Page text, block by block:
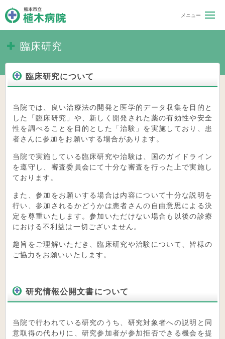
臨床研究
臨床研究について
当院では、良い治療法の開発と医学的データ収集を目的と
した「臨床研究」や、新しく開発された薬の有効性や安全
性を調べることを目的とした「治験」を実施しており、患
者さんに参加をお願いする場合があります。
当院で実施している臨床研究や治験は、国のガイドライン
を遵守し、審査委員会にて十分な審査を行った上で実施し
ております。
また、参加をお願いする場合は内容について十分な説明を
行い、参加されるかどうかは患者さんの自由意思による決
定を尊重いたします。参加いただけない場合も以後の診療
における不利益は一切ございません。
趣旨をご理解いただき、臨床研究や治験について、皆様の
ご協力をお願いいたします。
研究情報公開文書について
当院で行われている研究のうち、研究対象者への説明と同
意取得の代わりに、研究参加者が参加拒否できる機会を提